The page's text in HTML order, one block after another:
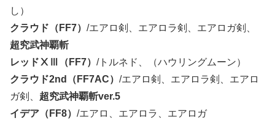
し）
クラウド（FF7） /エアロ剣、エアロラ剣、エアロガ剣、
超究武神覇斬
レッドⅩⅢ（FF7） /トルネド、（ハウリングムーン）
クラウド2nd（FF7AC） /エアロ剣、エアロラ剣、エアロ
ガ剣、 超究武神覇斬ver.5
イデア（FF8） /エアロ、エアロラ、エアロガ